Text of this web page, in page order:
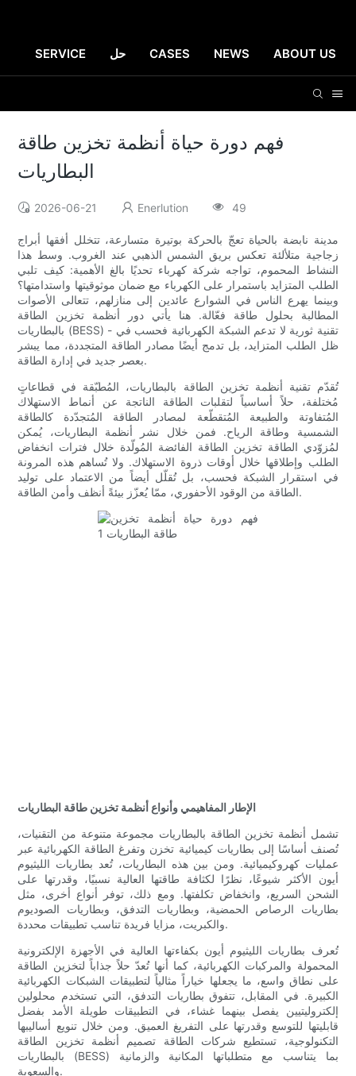
SERVICE حل CASES NEWS ABOUT US
فهم دورة حياة أنظمة تخزين طاقة
البطاريات
2026-06-21 Enerlution 49
مدينة نابضة بالحياة تعجّ بالحركة بوتيرة متسارعة، تتخلل أفقها أبراج
زجاجية متلألئة تعكس بريق الشمس الذهبي عند الغروب. وسط هذا
النشاط المحموم، تواجه شركة كهرباء تحديًا بالغ الأهمية: كيف تلبي
الطلب المتزايد باستمرار على الكهرباء مع ضمان موثوقيتها واستدامتها؟
وبينما يهرع الناس في الشوارع عائدين إلى منازلهم، تتعالى الأصوات
المطالبة بحلول طاقة فعّالة. هنا يأتي دور أنظمة تخزين الطاقة
بالبطاريات (BESS) - تقنية ثورية لا تدعم الشبكة الكهربائية فحسب في
ظل الطلب المتزايد، بل تدمج أيضًا مصادر الطاقة المتجددة، مما يبشر
بعصر جديد في إدارة الطاقة.
تُقدّم تقنية أنظمة تخزين الطاقة بالبطاريات، المُطبّقة في قطاعاتٍ
مُختلفة، حلاً أساسياً لتقلبات الطاقة الناتجة عن أنماط الاستهلاك
المُتفاوتة والطبيعة المُتقطّعة لمصادر الطاقة المُتجدّدة كالطاقة
الشمسية وطاقة الرياح. فمن خلال نشر أنظمة البطاريات، يُمكن
لمُزوّدي الطاقة تخزين الطاقة الفائضة المُولّدة خلال فترات انخفاض
الطلب وإطلاقها خلال أوقات ذروة الاستهلاك. ولا تُساهم هذه المرونة
في استقرار الشبكة فحسب، بل تُقلّل أيضاً من الاعتماد على توليد
الطاقة من الوقود الأحفوري، ممّا يُعزّز بيئةً أنظف وأمن الطاقة.
الإطار المفاهيمي وأنواع أنظمة تخزين طاقة البطاريات
تشمل أنظمة تخزين الطاقة بالبطاريات مجموعة متنوعة من التقنيات،
تُصنف أساسًا إلى بطاريات كيميائية تخزن وتفرغ الطاقة الكهربائية عبر
عمليات كهروكيميائية. ومن بين هذه البطاريات، تُعد بطاريات الليثيوم
أيون الأكثر شيوعًا، نظرًا لكثافة طاقتها العالية نسبيًا، وقدرتها على
الشحن السريع، وانخفاض تكلفتها. ومع ذلك، توفر أنواع أخرى، مثل
بطاريات الرصاص الحمضية، وبطاريات التدفق، وبطاريات الصوديوم
والكبريت، مزايا فريدة تناسب تطبيقات محددة.
تُعرف بطاريات الليثيوم أيون بكفاءتها العالية في الأجهزة الإلكترونية
المحمولة والمركبات الكهربائية، كما أنها تُعدّ حلاً جذاباً لتخزين الطاقة
على نطاق واسع، ما يجعلها خياراً مثالياً لتطبيقات الشبكات الكهربائية
الكبيرة. في المقابل، تتفوق بطاريات التدفق، التي تستخدم محلولين
إلكتروليتيين يفصل بينهما غشاء، في التطبيقات طويلة الأمد بفضل
قابليتها للتوسع وقدرتها على التفريغ العميق. ومن خلال تنويع أساليبها
التكنولوجية، تستطيع شركات الطاقة تصميم أنظمة تخزين الطاقة
بالبطاريات (BESS) بما يتناسب مع متطلباتها المكانية والزمانية
والسعوية.